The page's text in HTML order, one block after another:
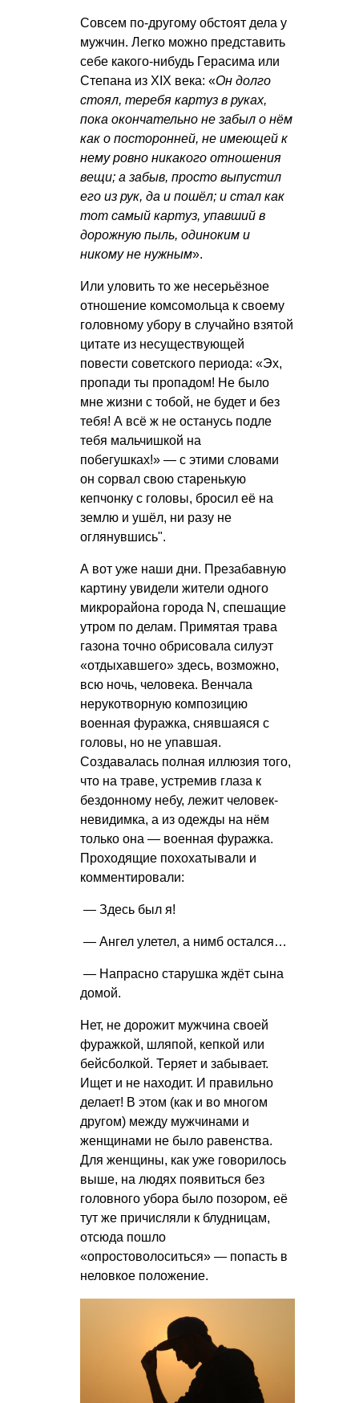
Совсем по-другому обстоят дела у
мужчин. Легко можно представить
себе какого-нибудь Герасима или
Степана из XIX века: «Он долго
стоял, теребя картуз в руках,
пока окончательно не забыл о нём
как о посторонней, не имеющей к
нему ровно никакого отношения
вещи; а забыв, просто выпустил
его из рук, да и пошёл; и стал как
тот самый картуз, упавший в
дорожную пыль, одиноким и
никому не нужным».
Или уловить то же несерьёзное
отношение комсомольца к своему
головному убору в случайно взятой
цитате из несуществующей
повести советского периода: «Эх,
пропади ты пропадом! Не было
мне жизни с тобой, не будет и без
тебя! А всё ж не останусь подле
тебя мальчишкой на
побегушках!» — с этими словами
он сорвал свою старенькую
кепчонку с головы, бросил её на
землю и ушёл, ни разу не
оглянувшись".
А вот уже наши дни. Презабавную
картину увидели жители одного
микрорайона города N, спешащие
утром по делам. Примятая трава
газона точно обрисовала силуэт
«отдыхавшего» здесь, возможно,
всю ночь, человека. Венчала
нерукотворную композицию
военная фуражка, снявшаяся с
головы, но не упавшая.
Создавалась полная иллюзия того,
что на траве, устремив глаза к
бездонному небу, лежит человек-
невидимка, а из одежды на нём
только она — военная фуражка.
Проходящие похохатывали и
комментировали:
— Здесь был я!
— Ангел улетел, а нимб остался…
— Напрасно старушка ждёт сына
домой.
Нет, не дорожит мужчина своей
фуражкой, шляпой, кепкой или
бейсболкой. Теряет и забывает.
Ищет и не находит. И правильно
делает! В этом (как и во многом
другом) между мужчинами и
женщинами не было равенства.
Для женщины, как уже говорилось
выше, на людях появиться без
головного убора было позором, её
тут же причисляли к блудницам,
отсюда пошло
«опростоволоситься» — попасть в
неловкое положение.